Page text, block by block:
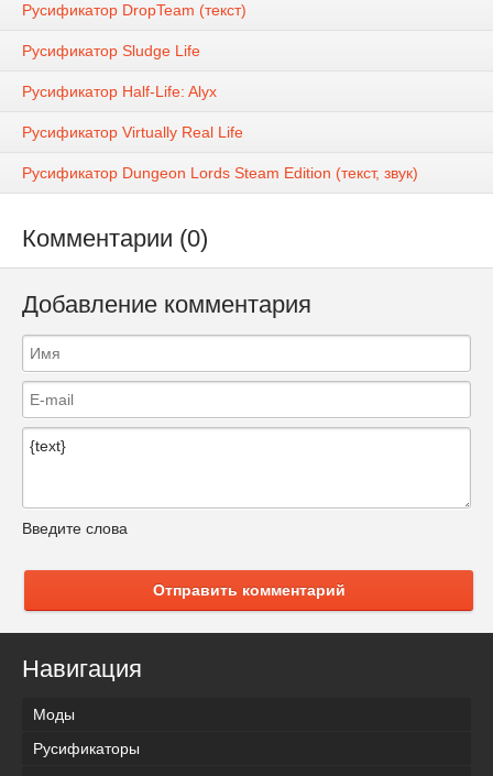
Русификатор DropTeam (текст)
Русификатор Sludge Life
Русификатор Half-Life: Alyx
Русификатор Virtually Real Life
Русификатор Dungeon Lords Steam Edition (текст, звук)
Комментарии (0)
Добавление комментария
Введите слова
Отправить комментарий
Навигация
Моды
Русификаторы